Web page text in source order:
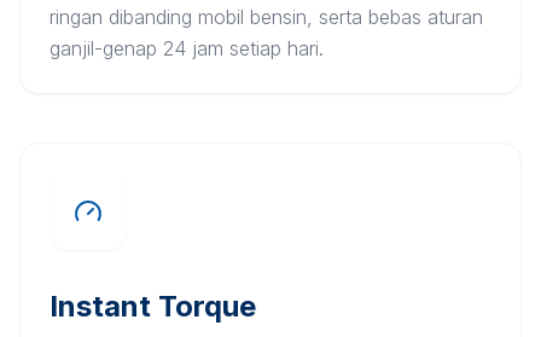
ringan dibanding mobil bensin, serta bebas aturan
ganjil-genap 24 jam setiap hari.
Instant Torque